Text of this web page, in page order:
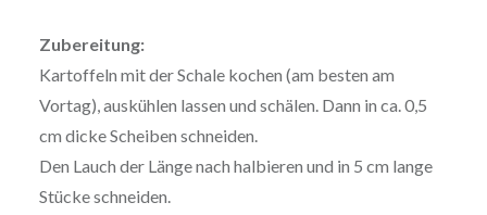
Zubereitung:
Kartoffeln mit der Schale kochen (am besten am
Vortag), auskühlen lassen und schälen. Dann in ca. 0,5
cm dicke Scheiben schneiden.
Den Lauch der Länge nach halbieren und in 5 cm lange
Stücke schneiden.